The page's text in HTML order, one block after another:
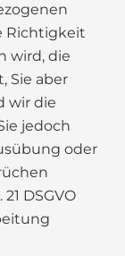
Richtigkeit
wird, die
Sie aber
wir die
jedoch
oder
DSGVO